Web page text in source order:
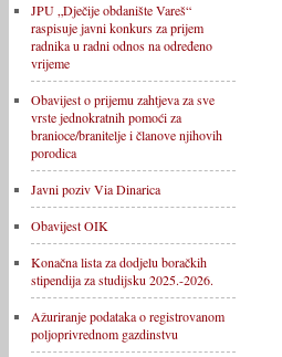
JPU „Dječije obdanište Vareš“
raspisuje javni konkurs za prijem
radnika u radni odnos na određeno
vrijeme
Obavijest o prijemu zahtjeva za sve
vrste jednokratnih pomoći za
branioce/branitelje i članove njihovih
porodica
Javni poziv Via Dinarica
Obavijest OIK
Konačna lista za dodjelu boračkih
stipendija za studijsku 2025.-2026.
Ažuriranje podataka o registrovanom
poljoprivrednom gazdinstvu